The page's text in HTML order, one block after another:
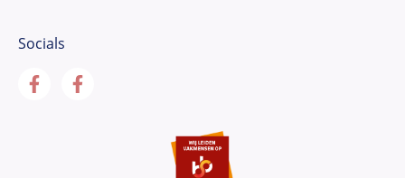
Socials